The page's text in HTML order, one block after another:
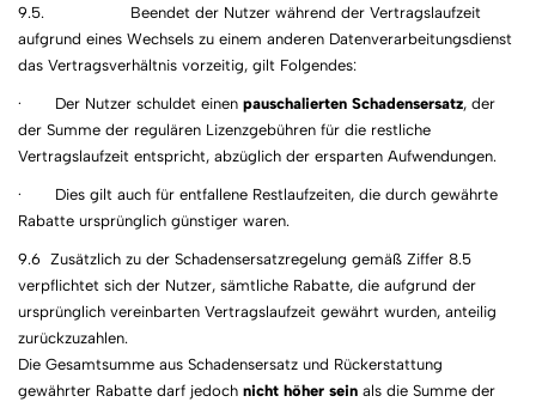
9.5. Beendet der Nutzer während der Vertragslaufzeit
aufgrund eines Wechsels zu einem anderen Datenverarbeitungsdienst
das Vertragsverhältnis vorzeitig, gilt Folgendes:
· Der Nutzer schuldet einen pauschalierten Schadensersatz, der
der Summe der regulären Lizenzgebühren für die restliche
Vertragslaufzeit entspricht, abzüglich der ersparten Aufwendungen.
· Dies gilt auch für entfallene Restlaufzeiten, die durch gewährte
Rabatte ursprünglich günstiger waren.
9.6 Zusätzlich zu der Schadensersatzregelung gemäß Ziffer 8.5
verpflichtet sich der Nutzer, sämtliche Rabatte, die aufgrund der
ursprünglich vereinbarten Vertragslaufzeit gewährt wurden, anteilig
zurückzuzahlen.
Die Gesamtsumme aus Schadensersatz und Rückerstattung
gewährter Rabatte darf jedoch nicht höher sein als die Summe der